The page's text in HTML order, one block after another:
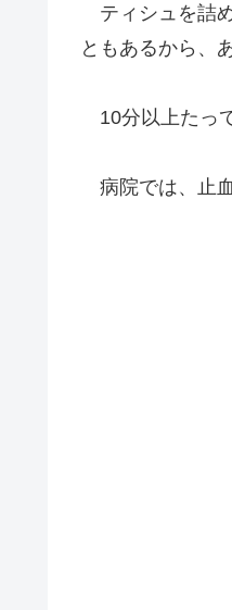
ティシュを詰
ともあるから、
10分以上たっ
病院では、止